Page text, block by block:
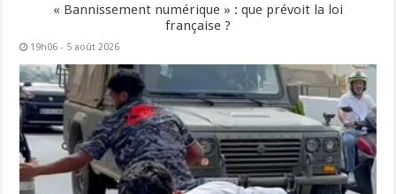
« Bannissement numérique » : que prévoit la loi
française ?
19h06 - 5 août 2026